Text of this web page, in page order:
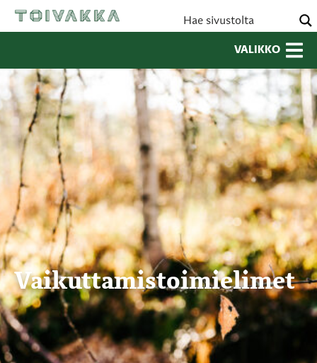
VALIKKO
Vaikuttamistoimielimet